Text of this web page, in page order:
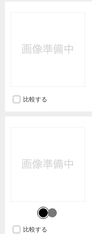
比較する
比較する